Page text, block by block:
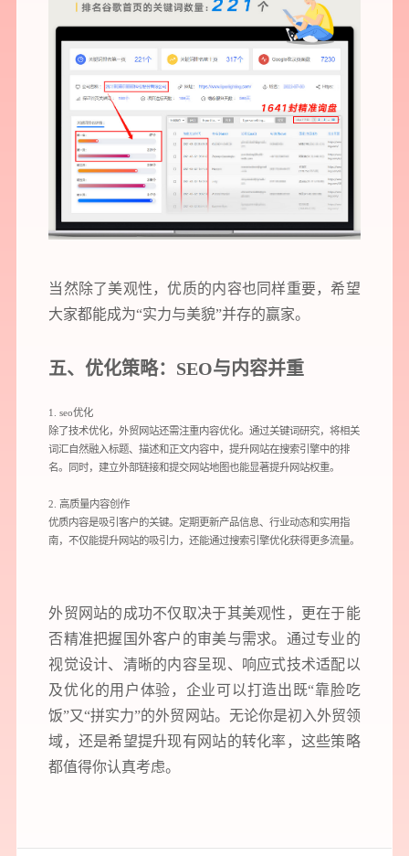
当然除了美观性，优质的内容也同样重要，希望
大家都能成为“实力与美貌”并存的赢家。
五、优化策略：SEO与内容并重
1.seo优化
除了技术优化，外贸网站还需注重内容优化。通过关键词研究，将相关
词汇自然融入标题、描述和正文内容中，提升网站在搜索引擎中的排
名。同时，建立外部链接和提交网站地图也能显著提升网站权重。
2. 高质量内容创作
优质内容是吸引客户的关键。定期更新产品信息、行业动态和实用指
南，不仅能提升网站的吸引力，还能通过搜索引擎优化获得更多流量。
外贸网站的成功不仅取决于其美观性，更在于能
否精准把握国外客户的审美与需求。通过专业的
视觉设计、清晰的内容呈现、响应式技术适配以
及优化的用户体验，企业可以打造出既“靠脸吃
饭”又“拼实力”的外贸网站。无论你是初入外贸领
域，还是希望提升现有网站的转化率，这些策略
都值得你认真考虑。